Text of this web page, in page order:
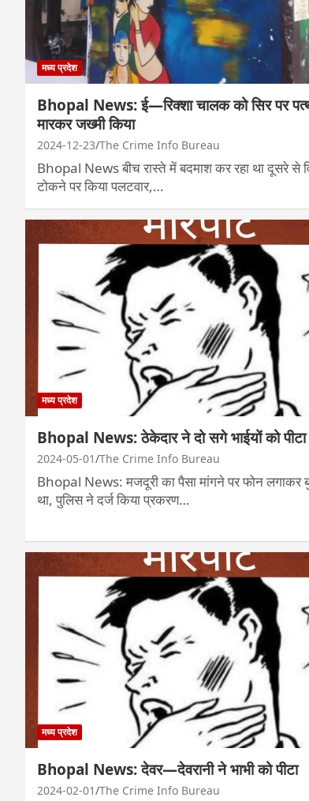
मध्य प्रदेश
Bhopal News: ई—रिक्शा चालक को सिर पर
मारकर जख्मी किया
2024-12-23 The Crime Info Bureau
Bhopal News बीच रास्ते में बदमाश कर रहा था दूसरे से
टोकने पर किया पलटवार,…
मध्य प्रदेश
Bhopal News: ठेकेदार ने दो सगे भाईयों को पीटा
2024-05-01 The Crime Info Bureau
Bhopal News: मजदूरी का पैसा मांगने पर फोन लगाकर
था, पुलिस ने दर्ज किया प्रकरण…
मध्य प्रदेश
Bhopal News: देवर—देवरानी ने भाभी को पीटा
2024-02-01 The Crime Info Bureau